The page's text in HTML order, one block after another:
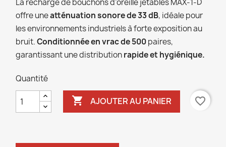
La recharge de bouchons d’oreille jetables MAX-1-D
offre uneatténuation sonore de 33 dB, idéale pour
les environnements industriels à forte exposition au
bruit.Conditionnée en vrac de 500paires,
garantissant une distributionrapide et hygiénique.
Quantité
 AJOUTER AU PANIER favorite_border